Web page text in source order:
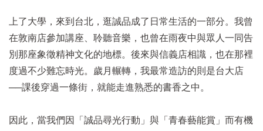
上了大學，來到台北，逛誠品成了日常生活的一部分。我曾
在敦南店參加講座、聆聽音樂，也曾在雨夜中與眾人一同告
別那座象徵精神文化的地標。後來與信義店相識，也在那裡
度過不少難忘時光。歲月輾轉，我最常造訪的則是台大店
──課後穿過一條街，就能走進熟悉的書香之中。
因此，當我們因「誠品尋光行動」與「青春藝能賞」而有機